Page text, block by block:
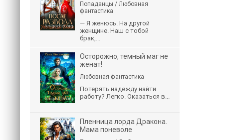
Попаданцы / Любовная
фантастика
— Я женюсь. На другой
женщине. Наш с тобой
брак,...
Осторожно, темный маг не
женат!
Любовная фантастика
Потерять надежду найти
работу? Легко. Оказаться в...
Пленница лорда Дракона.
Мама поневоле